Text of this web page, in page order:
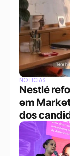
NOTÍCIAS
Nestlé
em
dos